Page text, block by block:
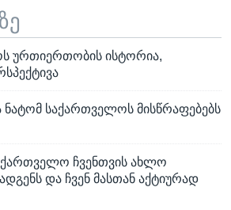
ურთიერთობის ისტორია,
ნატომ საქართველოს მისწრაფებებს
ჩვენთვის ახლო
და ჩვენ მასთან აქტიურად